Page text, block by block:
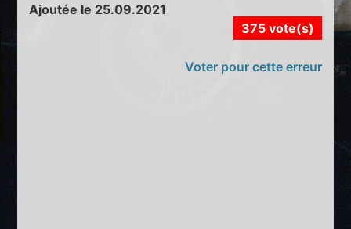
Ajoutée le 25.09.2021
375 vote(s)
Voter pour cette erreur